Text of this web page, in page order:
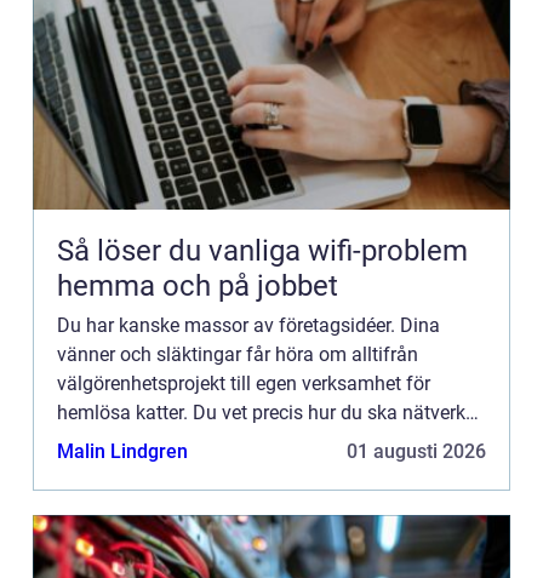
Så löser du vanliga wifi-problem
hemma och på jobbet
Du har kanske massor av företagsidéer. Dina
vänner och släktingar får höra om alltifrån
välgörenhetsprojekt till egen verksamhet för
hemlösa katter. Du vet precis hur du ska nätverka,
marknadsföra och projektera. Helt plötsligt, en
Malin Lindgren 01 augusti 2026